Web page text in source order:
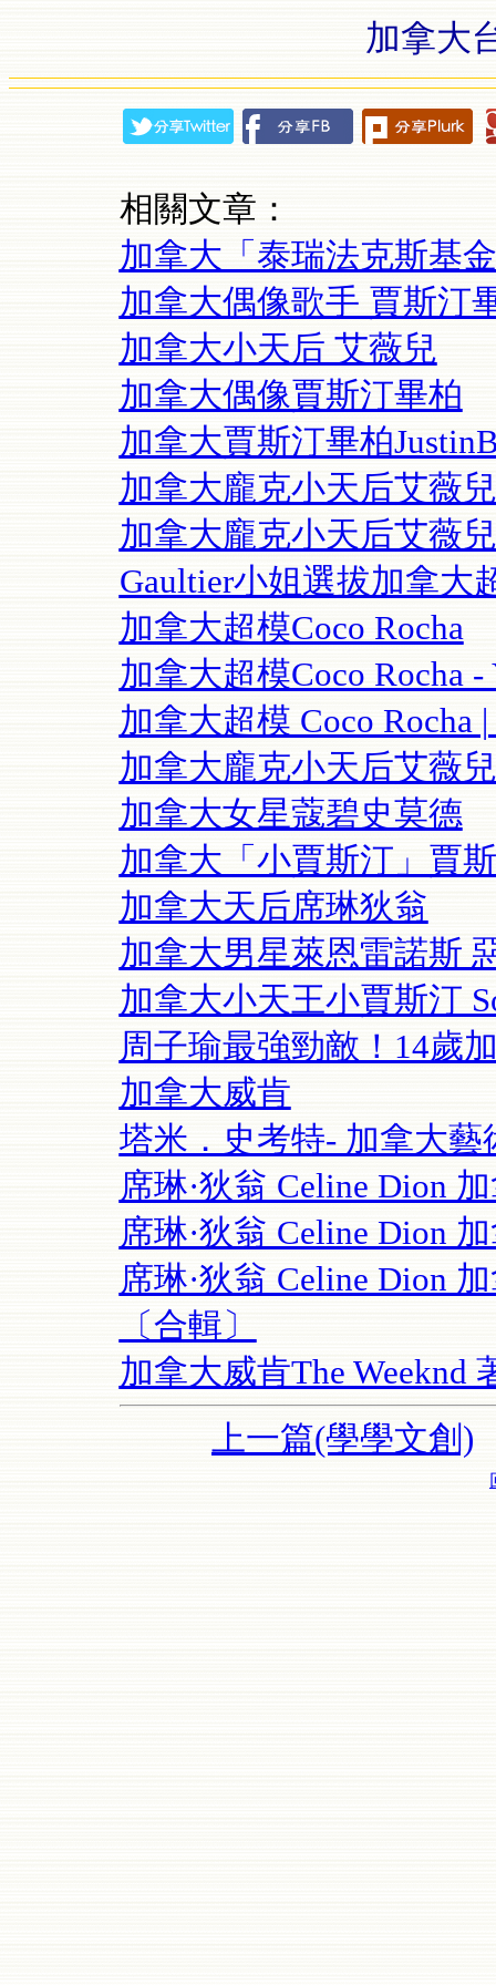
加拿大
相關文章：
加拿大「泰瑞法克斯基
加拿大偶像歌手 賈斯汀
加拿大小天后 艾薇兒
加拿大偶像賈斯汀畢柏
加拿大賈斯汀畢柏
加拿大龐克小天后艾薇兒
加拿大龐克小天后艾薇
Gaultier小姐選拔加拿大
加拿大超模Coco Rocha
加拿大超模Coco Rocha -
加拿大超模 Coco Rocha |
加拿大龐克小天后艾薇兒
加拿大女星蔻碧史莫德
加拿大「小賈斯汀」賈
加拿大天后席琳狄翁
加拿大男星萊恩雷諾斯
加拿大小天王小賈斯汀
周子瑜最強勁敵！14歲
加拿大威肯
塔米．史考特- 加拿大
席琳·狄翁 Celine Dion
席琳·狄翁 Celine Dion
席琳·狄翁 Celine Dion
〔合輯〕
加拿大威肯The Weeknd
上一篇(學學文創)